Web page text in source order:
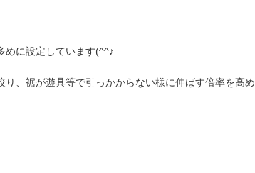
めに設定しています(^^♪
、裾が遊具等で引っかからない様に伸ばす倍率を高め